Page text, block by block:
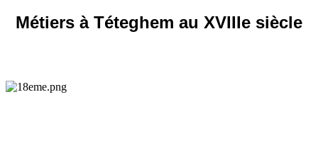
Métiers à Téteghem au XVIIIe siècle